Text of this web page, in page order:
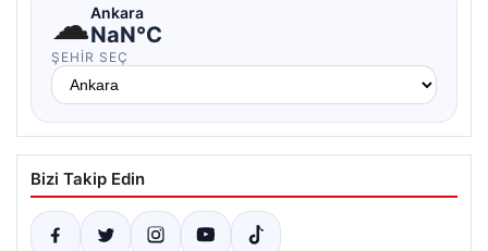
☁Ankara
NaN°C
ŞEHIR SEÇ
Bizi Takip Edin